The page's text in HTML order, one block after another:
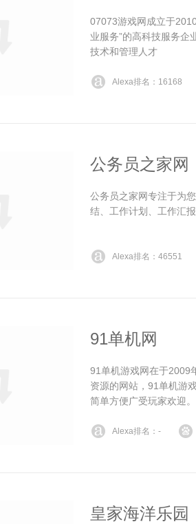
07073游戏网成立于
业服务”的高科技服务企
技术和管理人才
Alexa排名：16168
公务员之家网
公务员之家网专注于为
结、工作计划、工作汇
Alexa排名：46551
91单机网
91单机游戏网在于2009
资源的网站，91单机游
简单方便广受玩家欢迎。
Alexa排名：-
皇家海洋乐园